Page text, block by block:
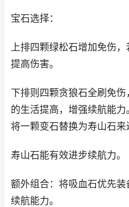
宝石选择：
上排四颗绿松石增加免伤
提高伤害。
下排则四颗贪狼石全刷免
的生活提高，增强续航能
将一颗变石替换为寿山石来
寿山石能有效进步续航力。
额外组合：将吸血石优先
续航能力。